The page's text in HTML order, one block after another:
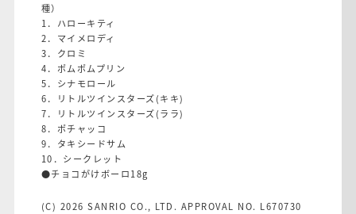
種）
1．ハローキティ
2．マイメロディ
3．クロミ
4．ポムポムプリン
5．シナモロール
6．リトルツインスターズ(キキ)
7．リトルツインスターズ(ララ)
8．ポチャッコ
9．タキシードサム
10．シークレット
●チョコがけボーロ18g
(C) 2026 SANRIO CO., LTD. APPROVAL NO. L670730